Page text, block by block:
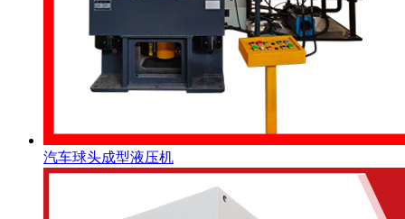
汽车球头成型液压机